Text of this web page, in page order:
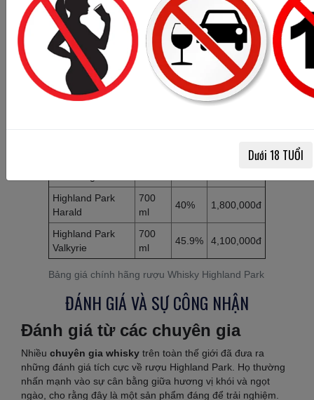
Bảng giá chính hãng rượu Whisky Highland Park
Highland Park 16
Năm
ml
44.5% 2,300,000đ
Highland Park 16
Năm Twisted
Tatto
700
ml
46.7% 3,500,000đ
Highland Park 18
Năm
40% 5,400,000đ
Highland Park
Harald
700
ml
40% 1,800,000đ
Highland Park
Valkyrie
700
ml
45.9% 4,100,000đ
ĐÁNH GIÁ VÀ SỰ CÔNG NHẬN
Đánh giá từ các chuyên gia
Nhiều chuyên gia whisky trên toàn thế giới đã đưa ra
những đánh giá tích cực về rượu Highland Park. Họ thường
nhấn mạnh vào sự cân bằng giữa hương vị khói và ngọt
ngào, cho rằng đây là một sản phẩm đáng để trải nghiệm.
Dưới 18 TUỔI